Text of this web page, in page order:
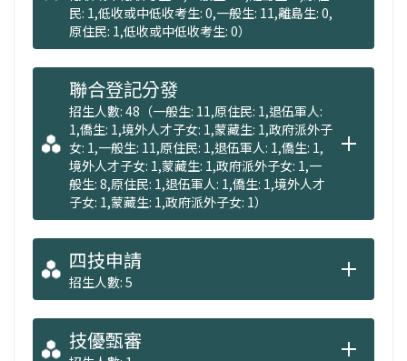
民: 1,低收或中低收考生: 0,一般生: 11,離島生: 0,
原住民: 1,低收或中低收考生: 0）
聯合登記分發
招生人數: 48（一般生: 11,原住民: 1,退伍軍人:
1,僑生: 1,境外人才子女: 1,蒙藏生: 1,政府派外子
女: 1,一般生: 11,原住民: 1,退伍軍人: 1,僑生: 1,
境外人才子女: 1,蒙藏生: 1,政府派外子女: 1,一
般生: 8,原住民: 1,退伍軍人: 1,僑生: 1,境外人才
子女: 1,蒙藏生: 1,政府派外子女: 1）
四技申請
招生人數: 5
技優甄審